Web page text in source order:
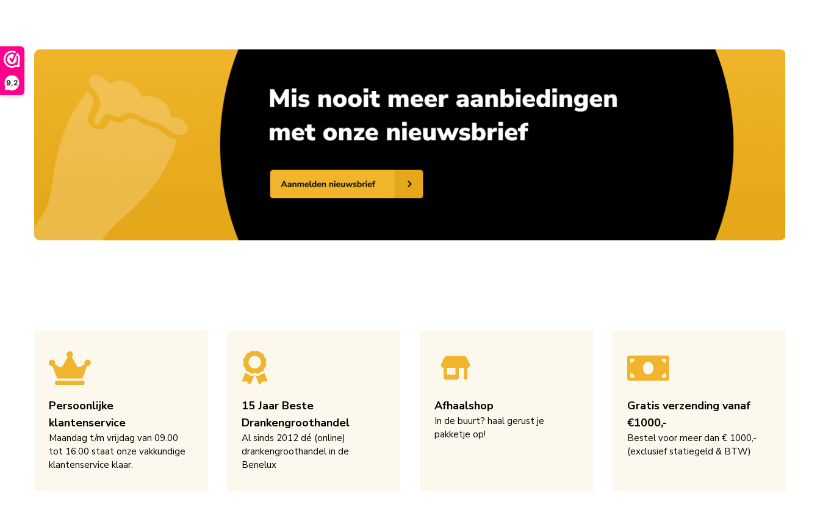
9,2
Persoonlijke
klantenservice
Maandag t/m vrijdag van 09.00
tot 16.00 staat onze vakkundige
klantenservice klaar.
15 Jaar Beste
Drankengroothandel
Al sinds 2012 dé (online)
drankengroothandel in de
Benelux
Afhaalshop
In de buurt? haal gerust je
pakketje op!
Gratis verzending vanaf
€1000,-
Bestel voor meer dan € 1000,-
(exclusief statiegeld & BTW)